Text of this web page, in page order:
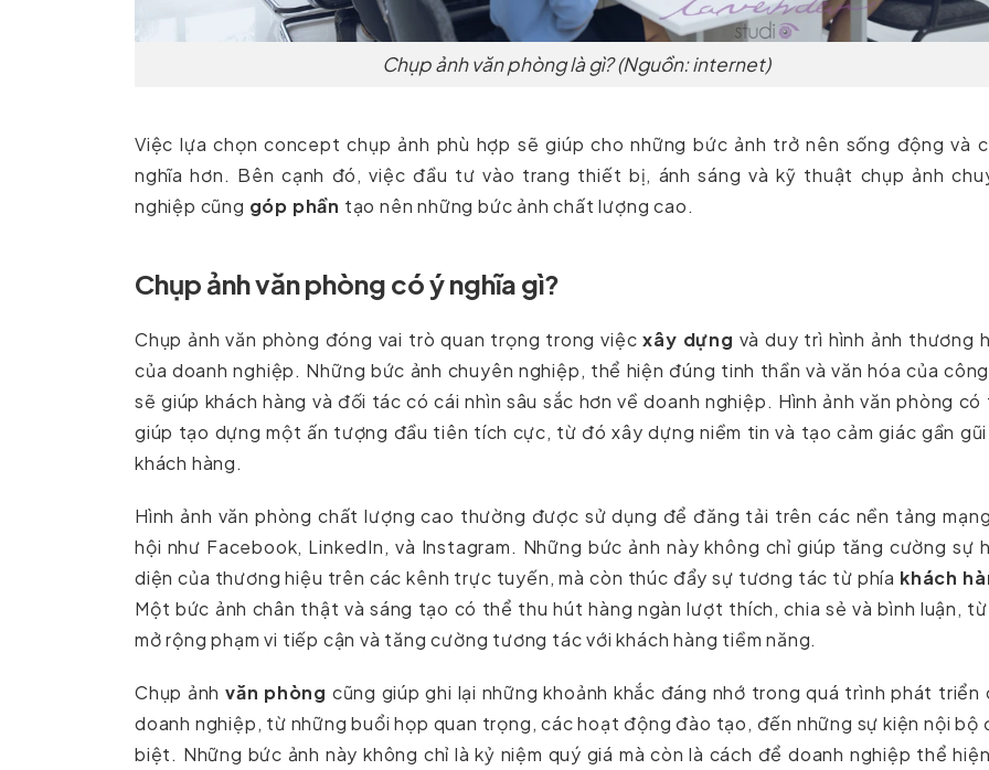
Chụp ảnh văn phòng là gì? (Nguồn: internet)
Việc lựa chọn concept chụp ảnh phù hợp sẽ giúp cho những bức ảnh trở nên sống động và
nghĩa hơn. Bên cạnh đó, việc đầu tư vào trang thiết bị, ánh sáng và kỹ thuật chụp ảnh
nghiệp cũng góp phần tạo nên những bức ảnh chất lượng cao.
Chụp ảnh văn phòng có ý nghĩa gì?
Chụp ảnh văn phòng đóng vai trò quan trọng trong việc xây dựng và duy trì hình ảnh thương
của doanh nghiệp. Những bức ảnh chuyên nghiệp, thể hiện đúng tinh thần và văn hóa của
sẽ giúp khách hàng và đối tác có cái nhìn sâu sắc hơn về doanh nghiệp. Hình ảnh văn phòng có
giúp tạo dựng một ấn tượng đầu tiên tích cực, từ đó xây dựng niềm tin và tạo cảm giác gần
khách hàng.
Hình ảnh văn phòng chất lượng cao thường được sử dụng để đăng tải trên các nền tảng
hội như Facebook, LinkedIn, và Instagram. Những bức ảnh này không chỉ giúp tăng cường sự
diện của thương hiệu trên các kênh trực tuyến, mà còn thúc đẩy sự tương tác từ phía khách
Một bức ảnh chân thật và sáng tạo có thể thu hút hàng ngàn lượt thích, chia sẻ và bình luận,
mở rộng phạm vi tiếp cận và tăng cường tương tác với khách hàng tiềm năng.
Chụp ảnh văn phòng cũng giúp ghi lại những khoảnh khắc đáng nhớ trong quá trình phát triển
doanh nghiệp, từ những buổi họp quan trọng, các hoạt động đào tạo, đến những sự kiện nội bộ
biệt. Những bức ảnh này không chỉ là kỷ niệm quý giá mà còn là cách để doanh nghiệp thể